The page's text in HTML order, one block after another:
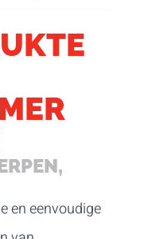
en eenvoudige